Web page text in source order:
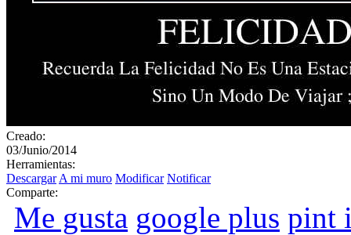
Creado:
03/Junio/2014
Herramientas:
Descargar A mi muro Modificar Notificar
Comparte:
Me gusta google plus pint